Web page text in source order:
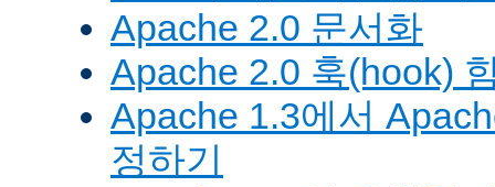
Apache 2.0 문서화
Apache 2.0 훅(hook)
Apache 1.3에서
정하기